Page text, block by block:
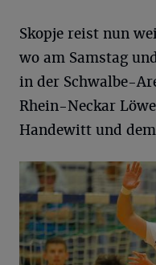
Skopje reist nun
wo am Samstag
in der Schwalbe-
Rhein-Neckar
Handewitt und